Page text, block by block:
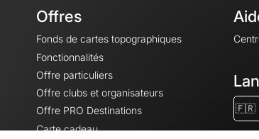
Offres
Fonds de cartes topographiques
Fonctionnalités
Offre particuliers
Offre clubs et organisateurs
Offre PRO Destinations
Carte cadeau
🇫🇷